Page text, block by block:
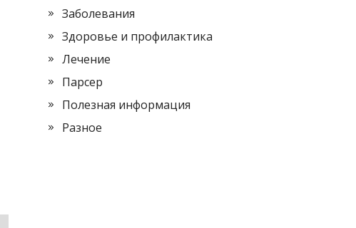
Заболевания
Здоровье и профилактика
Лечение
Парсер
Полезная информация
Разное